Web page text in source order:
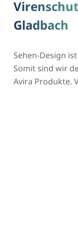
Gladbach
Sehen-Design
Somit sind wir
Avira Produkte.